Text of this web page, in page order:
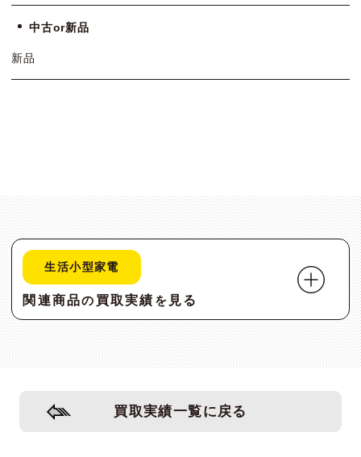
中古or新品
新品
生活小型家電
関連商品の 買取実績 を 見る
買取実績一覧に戻る